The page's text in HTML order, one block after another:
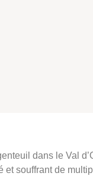
dans le Val
et souffrant de